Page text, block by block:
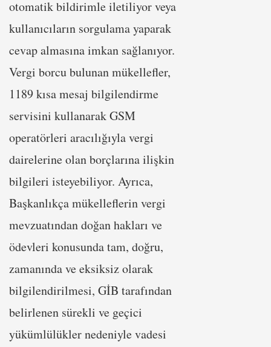
otomatik bildirimle iletiliyor veya
kullanıcıların sorgulama yaparak
cevap almasına imkan sağlanıyor.
Vergi borcu bulunan mükellefler,
1189 kısa mesaj bilgilendirme
servisini kullanarak GSM
operatörleri aracılığıyla vergi
dairelerine olan borçlarına ilişkin
bilgileri isteyebiliyor. Ayrıca,
Başkanlıkça mükelleflerin vergi
mevzuatından doğan hakları ve
ödevleri konusunda tam, doğru,
zamanında ve eksiksiz olarak
bilgilendirilmesi, GİB tarafından
belirlenen sürekli ve geçici
yükümlülükler nedeniyle vadesi